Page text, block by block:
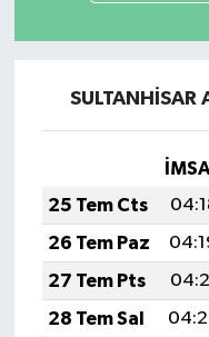
SULTANHİSAR
25 Tem Cts
26 Tem Paz
27 Tem Pts
28 Tem Sal